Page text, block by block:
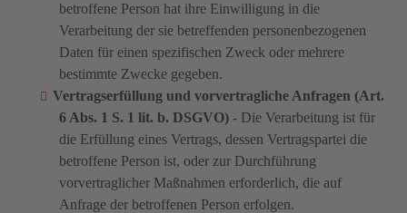
betroffene Person hat ihre Einwilligung in die
Verarbeitung der sie betreffenden personenbezogenen
Daten für einen spezifischen Zweck oder mehrere
bestimmte Zwecke gegeben.
Vertragserfüllung und vorvertragliche Anfragen (Art.
6 Abs. 1 S. 1 lit. b. DSGVO) - Die Verarbeitung ist für
die Erfüllung eines Vertrags, dessen Vertragspartei die
betroffene Person ist, oder zur Durchführung
vorvertraglicher Maßnahmen erforderlich, die auf
Anfrage der betroffenen Person erfolgen.